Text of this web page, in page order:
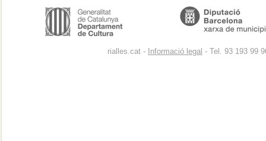
rialles.cat - Informació legal - Tel. 93 193 99